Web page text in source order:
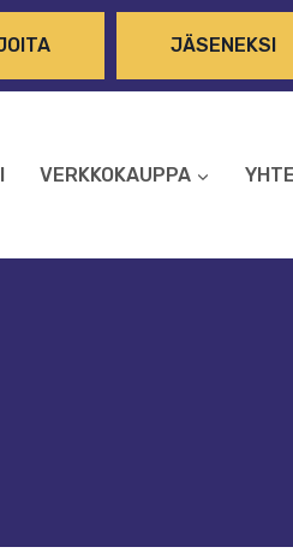
JÄSENEKSI
VERKKOKAUPPA